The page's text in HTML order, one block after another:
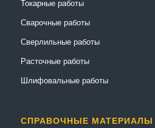
Токарные работы
Сварочные работы
Сверлильные работы
Расточные работы
Шлифовальные работы
СПРАВОЧНЫЕ МАТЕРИАЛЫ